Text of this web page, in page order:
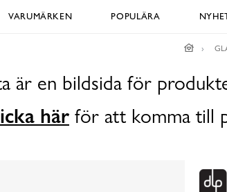
VARUMÄRKEN POPULÄRA
är en bildsida för
här för att komma till